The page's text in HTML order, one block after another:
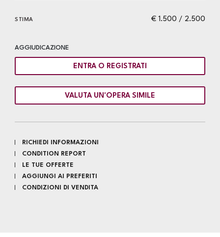
€ 1.500 / 2.500
STIMA
AGGIUDICAZIONE
ENTRA O REGISTRATI
VALUTA UN'OPERA SIMILE
RICHIEDI INFORMAZIONI
CONDITION REPORT
LE TUE OFFERTE
AGGIUNGI AI PREFERITI
CONDIZIONI DI VENDITA